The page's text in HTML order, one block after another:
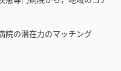
の潜在力のマッチング